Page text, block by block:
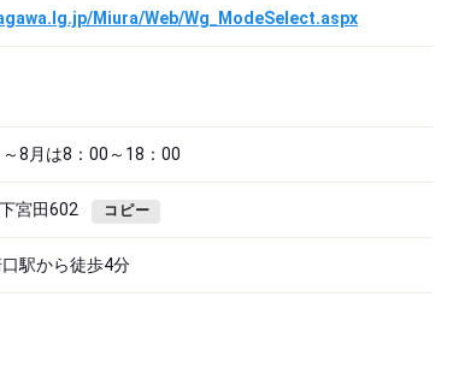
Miura/Web/Wg_ModeSelect.aspx
8月は8：00～18：00
宮田602 コピー
駅から徒歩4分